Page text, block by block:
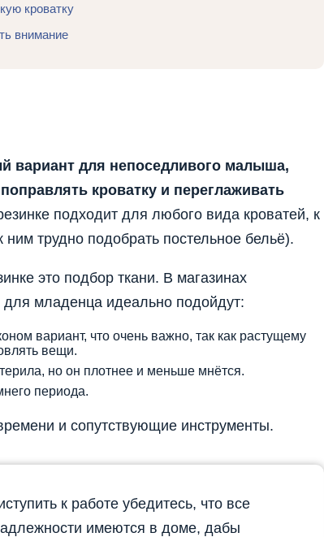
кроватку
внимание
вариант для непоседливого малыша,
кроватку и переглаживать
подходит для любого вида кроватей, к
трудно подобрать постельное бельё).
это подбор ткани. В магазинах
для младенца идеально подойдут:
вариант, что очень важно, так как растущему
вещи.
но он плотнее и меньше мнётся.
периода.
и сопутствующие инструменты.
к работе убедитесь, что все
имеются в доме, дабы